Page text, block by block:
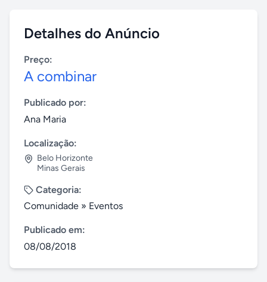
Detalhes do Anúncio
Preço:
A combinar
Publicado por:
Ana Maria
Localização:
Belo Horizonte
Minas Gerais
Categoria:
Comunidade » Eventos
Publicado em:
08/08/2018